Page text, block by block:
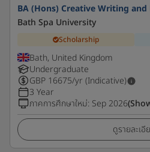
BA (Hons) Creative Writing
Bath Spa University
Scholarship
Bath, United Kingdom
Undergraduate
GBP 16675/yr (Indicative)
3 Year
ภาคการศึกษาใหม่: Sep 2026
ดูรายละเอี